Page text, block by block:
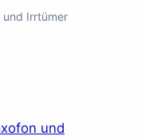
und Irrtümer